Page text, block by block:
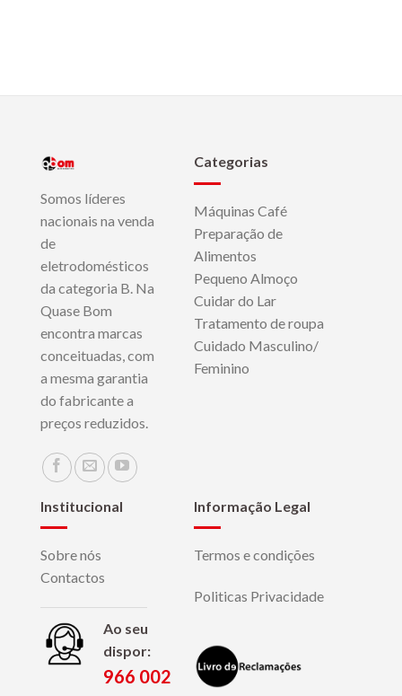
Somos líderes
nacionais na venda
de
eletrodomésticos
da categoria B. Na
Quase Bom
encontra marcas
conceituadas, com
a mesma garantia
do fabricante a
preços reduzidos.
Categorias
Máquinas Café
Preparação de
Alimentos
Pequeno Almoço
Cuidar do Lar
Tratamento de roupa
Cuidado Masculino/
Feminino
Institucional
Sobre nós
Contactos
Ao seu
dispor:
966 002
Informação Legal
Termos e condições
Politicas Privacidade